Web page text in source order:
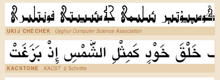
UKIJ CHECHEK Uyghur Computer Science Association
KACSTONE KACST 2 Schnitte